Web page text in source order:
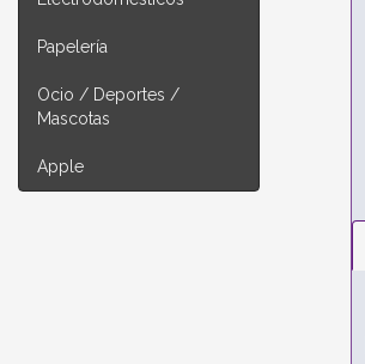
Papelería
Ocio / Deportes /
Mascotas
Apple